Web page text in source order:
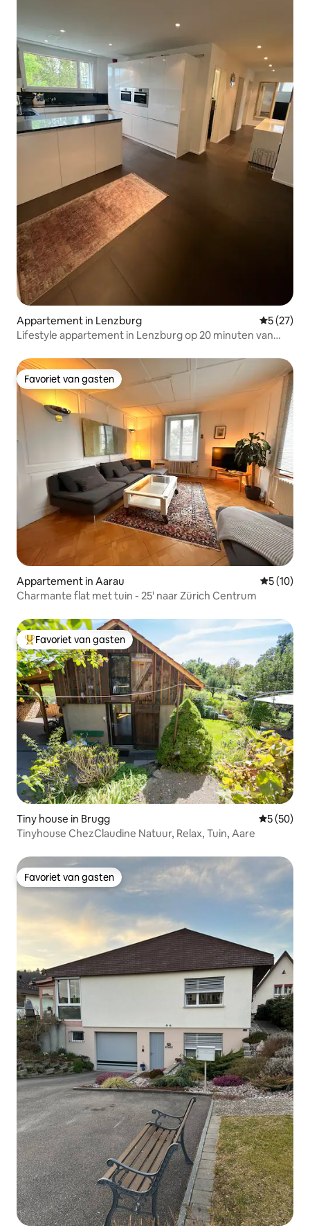
Appartement in Lenzburg
5 (27)
Lifestyle appartement in Lenzburg op 20 minuten van
Favoriet van gasten
Favoriet van gasten
Appartement in Aarau
5 (10)
Charmante flat met tuin - 25' naar Zürich Centrum
Topfavoriet van gasten
Favoriet van gasten
Tiny house in Brugg
5 (50)
Tinyhouse ChezClaudine Natuur, Relax, Tuin, Aare
Favoriet van gasten
Favoriet van gasten